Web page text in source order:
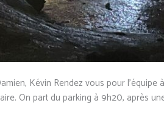
Kévin Rendez vous pour
On part du parking à 9h20, après